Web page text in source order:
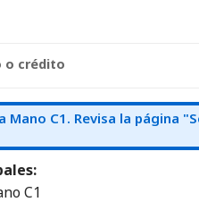
o crédito
Mano C1. Revisa la página
C1